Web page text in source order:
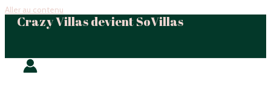
Aller au contenu
Crazy Villas devient SoVillas